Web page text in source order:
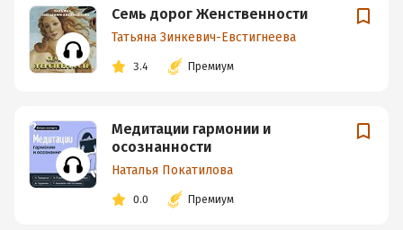
Семь дорог Женственности
Татьяна Зинкевич-Евстигнеева
3.4 Премиум
Медитации гармонии и
осознанности
Наталья Покатилова
0.0 Премиум